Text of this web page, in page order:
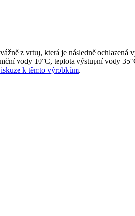
z vrtu), která je následně
vody 10°C, teplota výstupní vody
k těmto výrobkům.